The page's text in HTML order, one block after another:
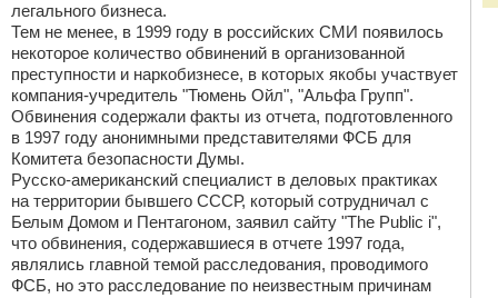
легального бизнеса.
Тем не менее, в 1999 году в российских СМИ появилось
некоторое количество обвинений в организованной
преступности и наркобизнесе, в которых якобы участвует
компания-учредитель "Тюмень Ойл", "Альфа Групп".
Обвинения содержали факты из отчета, подготовленного
в 1997 году анонимными представителями ФСБ для
Комитета безопасности Думы.
Русско-американский специалист в деловых практиках
на территории бывшего СССР, который сотрудничал с
Белым Домом и Пентагоном, заявил сайту "The Public i",
что обвинения, содержавшиеся в отчете 1997 года,
являлись главной темой расследования, проводимого
ФСБ, но это расследование по неизвестным причинам